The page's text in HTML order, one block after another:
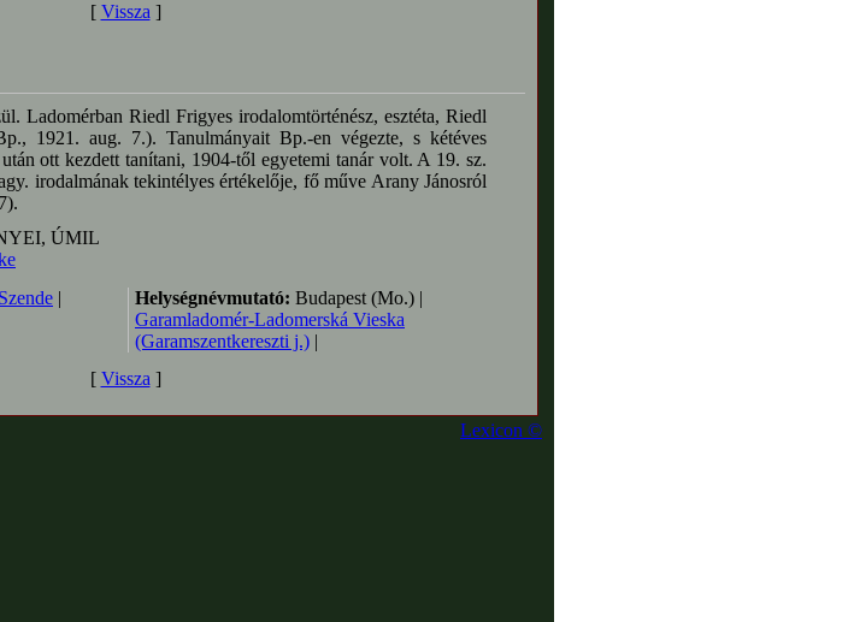
[ Vissza ]
Ladomérban Riedl Frigyes irodalomtörténész, esztéta, Riedl
1921. aug. 7.). Tanulmányait Bp.-en végezte, s kétéves
ott kezdett tanítani, 1904-től egyetemi tanár volt. A 19. sz.
irodalmának tekintélyes értékelője, fő műve Arany Jánosról
ÚMIL
| Helységnévmutató: Budapest (Mo.) |
Garamladomér-Ladomerská Vieska
(Garamszentkereszti j.) |
[ Vissza ]
Lexicon ©